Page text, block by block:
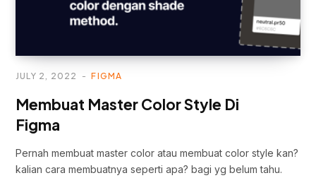
FIGMA
JULY 2, 2022
Membuat Master Color Style Di
Figma
Pernah membuat master color atau membuat color style kan?
kalian cara membuatnya seperti apa? bagi yg belum tahu.